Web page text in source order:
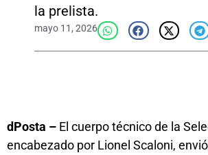
la prelista.
mayo 11, 2026
dPosta – El cuerpo técnico de la
encabezado por Lionel Scaloni,